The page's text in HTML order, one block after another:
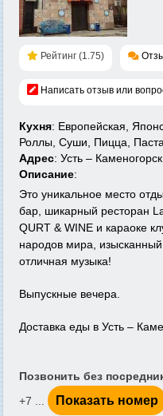
Рейтинг (1.75)
Написать отзыв или
Кухня: Европейская,
Роллы, Суши, Пицца,
Адрес: Усть –
Описание:
Это уникальное место
бар, шикарный ресторан
QURT & WINE и караоке
народов мира,
отличная музыка!
Выпускные вечера.
Доставка еды в Усть –
Позвонить без
+7 ...
Показать номер